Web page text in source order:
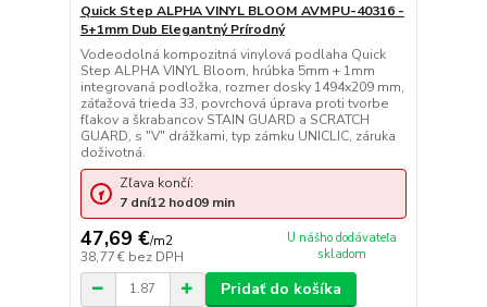
Quick Step ALPHA VINYL BLOOM AVMPU-40316 -
5+1mm Dub Elegantný Prírodný
Vodeodolná kompozitná vinylová podlaha Quick
Step ALPHA VINYL Bloom, hrúbka 5mm + 1mm
integrovaná podložka, rozmer dosky 1494x209 mm,
záťažová trieda 33, povrchová úprava proti tvorbe
fľakov a škrabancov STAIN GUARD a SCRATCH
GUARD, s "V" drážkami, typ zámku UNICLIC, záruka
doživotná.
47,69 €/m2
38,77 € bez DPH
U nášho dodávateľa
skladom
Zľava končí:
7 dní12 hod09 min
Pridať do košíka